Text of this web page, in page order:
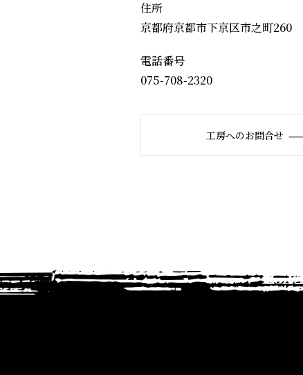
住所
京都府京都市下京区市之町260
電話番号
075-708-2320
工房へのお問合せ